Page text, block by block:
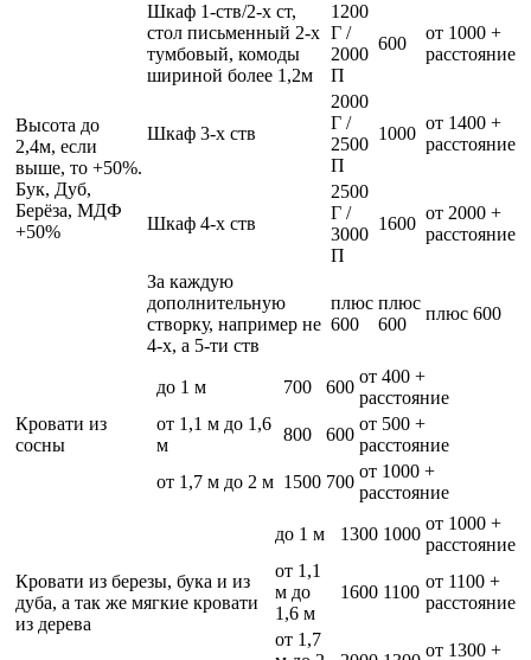
Высота до
2,4м, если
выше, то +50%.
Бук, Дуб,
Берёза, МДФ
+50%
Шкаф 1-ств/2-х ст,
стол письменный 2-х
тумбовый, комоды
шириной более 1,2м
1200
Г /
2000
П
600
от 1000 +
расстояние
Шкаф 3-х ств
2000
Г /
2500
П
1000
от 1400 +
расстояние
Шкаф 4-х ств
2500
Г /
3000
П
1600
от 2000 +
расстояние
За каждую
дополнительную
створку, например не
4-х, а 5-ти ств
плюс
600
плюс
600
плюс 600
Кровати из
сосны
до 1 м 700 600
от 400 +
расстояние
от 1,1 м до 1,6
м
800 600
от 500 +
расстояние
от 1,7 м до 2 м 1500 700
от 1000 +
расстояние
Кровати из березы, бука и из
дуба, а так же мягкие кровати
из дерева
до 1 м 1300 1000
от 1000 +
расстояние
от 1,1
м до
1,6 м
1600 1100
от 1100 +
расстояние
от 1,7
от 1300 +